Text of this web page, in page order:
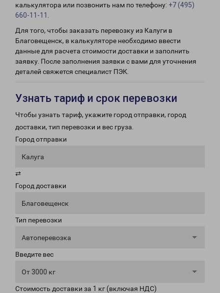
калькулятора или позвонить нам по телефону: +7 (495)
660-11-11
Для того, чтобы заказать перевозку из Калуги в
Благовещенск, в калькуляторе необходимо ввести
данные для расчета стоимости доставки и заполнить
заявку. После заполнения заявки с вами для уточнения
деталей свяжется специалист ПЭК.
Узнать тариф и срок перевозки
Чтобы узнать тариф, укажите город отправки, город
доставки, тип перевозки и вес груза.
Город отправки
Калуга
⇄
Город доставки
Благовещенск
Тип перевозки
Автоперевозка
Введите вес
От 3000 кг
Стоимость доставки за 1 кг (включая НДС)